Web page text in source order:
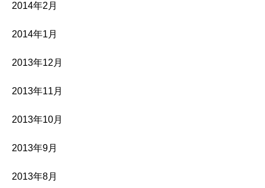
2014年2月
2014年1月
2013年12月
2013年11月
2013年10月
2013年9月
2013年8月